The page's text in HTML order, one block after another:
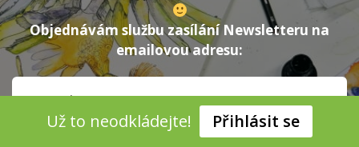
Už to neodkládejte! Přihlásit se
Objednávám službu zasílání Newsletteru na
emailovou adresu: